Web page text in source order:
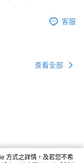
客服
查看全部
方式之詳情，及若您不希